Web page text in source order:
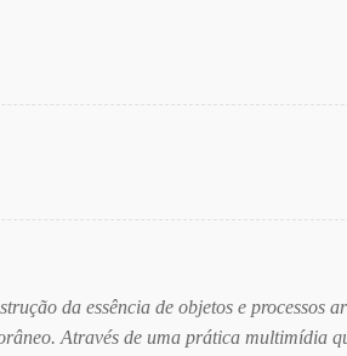
da essência de objetos e processos
Através de uma prática multimídia